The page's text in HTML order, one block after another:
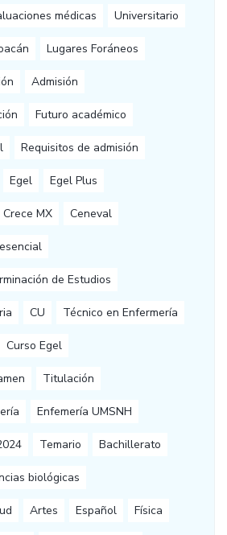
médicas Universitario
Lugares Foráneos
Admisión
Futuro académico
Requisitos de admisión
Egel Egel Plus
Crece MX Ceneval
de Estudios
CU Técnico en Enfermería
Curso Egel
Titulación
Enfemería UMSNH
Temario Bachillerato
biológicas
Artes Español Física